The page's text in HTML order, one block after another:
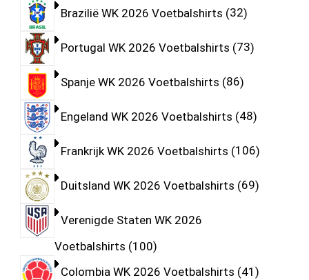
Brazilië WK 2026 Voetbalshirts 32
Portugal WK 2026 Voetbalshirts 73
Spanje WK 2026 Voetbalshirts 86
Engeland WK 2026 Voetbalshirts 48
Frankrijk WK 2026 Voetbalshirts 106
Duitsland WK 2026 Voetbalshirts 69
Verenigde Staten WK 2026
Voetbalshirts 100
Colombia WK 2026 Voetbalshirts 41